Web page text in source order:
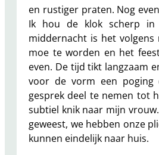
en rustiger praten. Nog
Ik hou de klok scherp in
middernacht is het volgens
moe te worden en het
even. De tijd tikt langzaam
voor de vorm een
gesprek deel te nemen tot
subtiel knik naar mijn
geweest, we hebben onze
kunnen eindelijk naar huis.